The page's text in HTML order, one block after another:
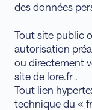
des données
Tout site public
autorisation
ou directement
site de lore.fr .
Tout lien
technique du «